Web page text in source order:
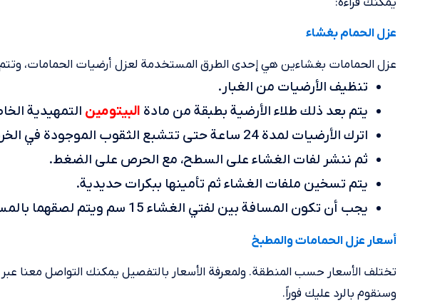
عزل الحمام بغشاء
عزل الحمامات بغشاءين هي إحدى الطرق المستخدمة لعزل أرضيات الحمامات، وتتم
تنظيف الأرضيات من الغبار.
يتم بعد ذلك طلاء الأرضية بطبقة من مادة البيتومين التمهيدية
اترك الأرضيات لمدة 24 ساعة حتى تتشبع الثقوب الموجودة في الخرسانة بالقار.
ثم ننشر لفات الغشاء على السطح، مع الحرص على الضغط.
يتم تسخين ملفات الغشاء ثم تأمينها ببكرات حديدية.
يجب أن تكون المسافة بين لفتي الغشاء 15 سم ويتم لصقهما بالمساطر.
أسعار عزل الحمامات والمطبخ
تختلف الأسعار حسب المنطقة. ولمعرفة الأسعار بالتفصيل يمكنك التواصل معنا عبر
وسنقوم بالرد عليك فوراً.